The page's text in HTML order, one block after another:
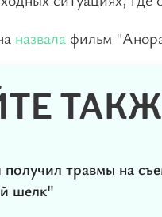
назвала фильм
травмы на
шелк"